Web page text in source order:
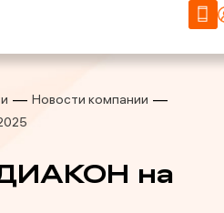
Новости компании
на